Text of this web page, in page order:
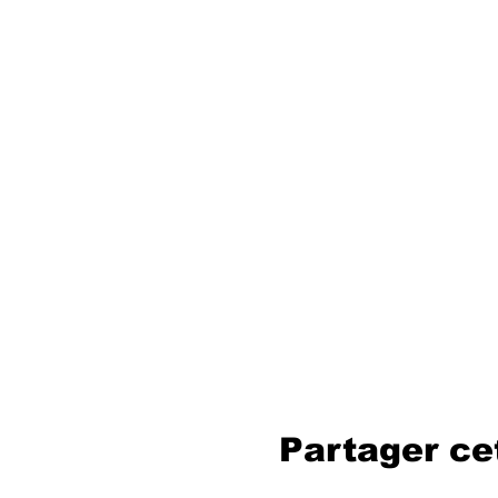
Partager